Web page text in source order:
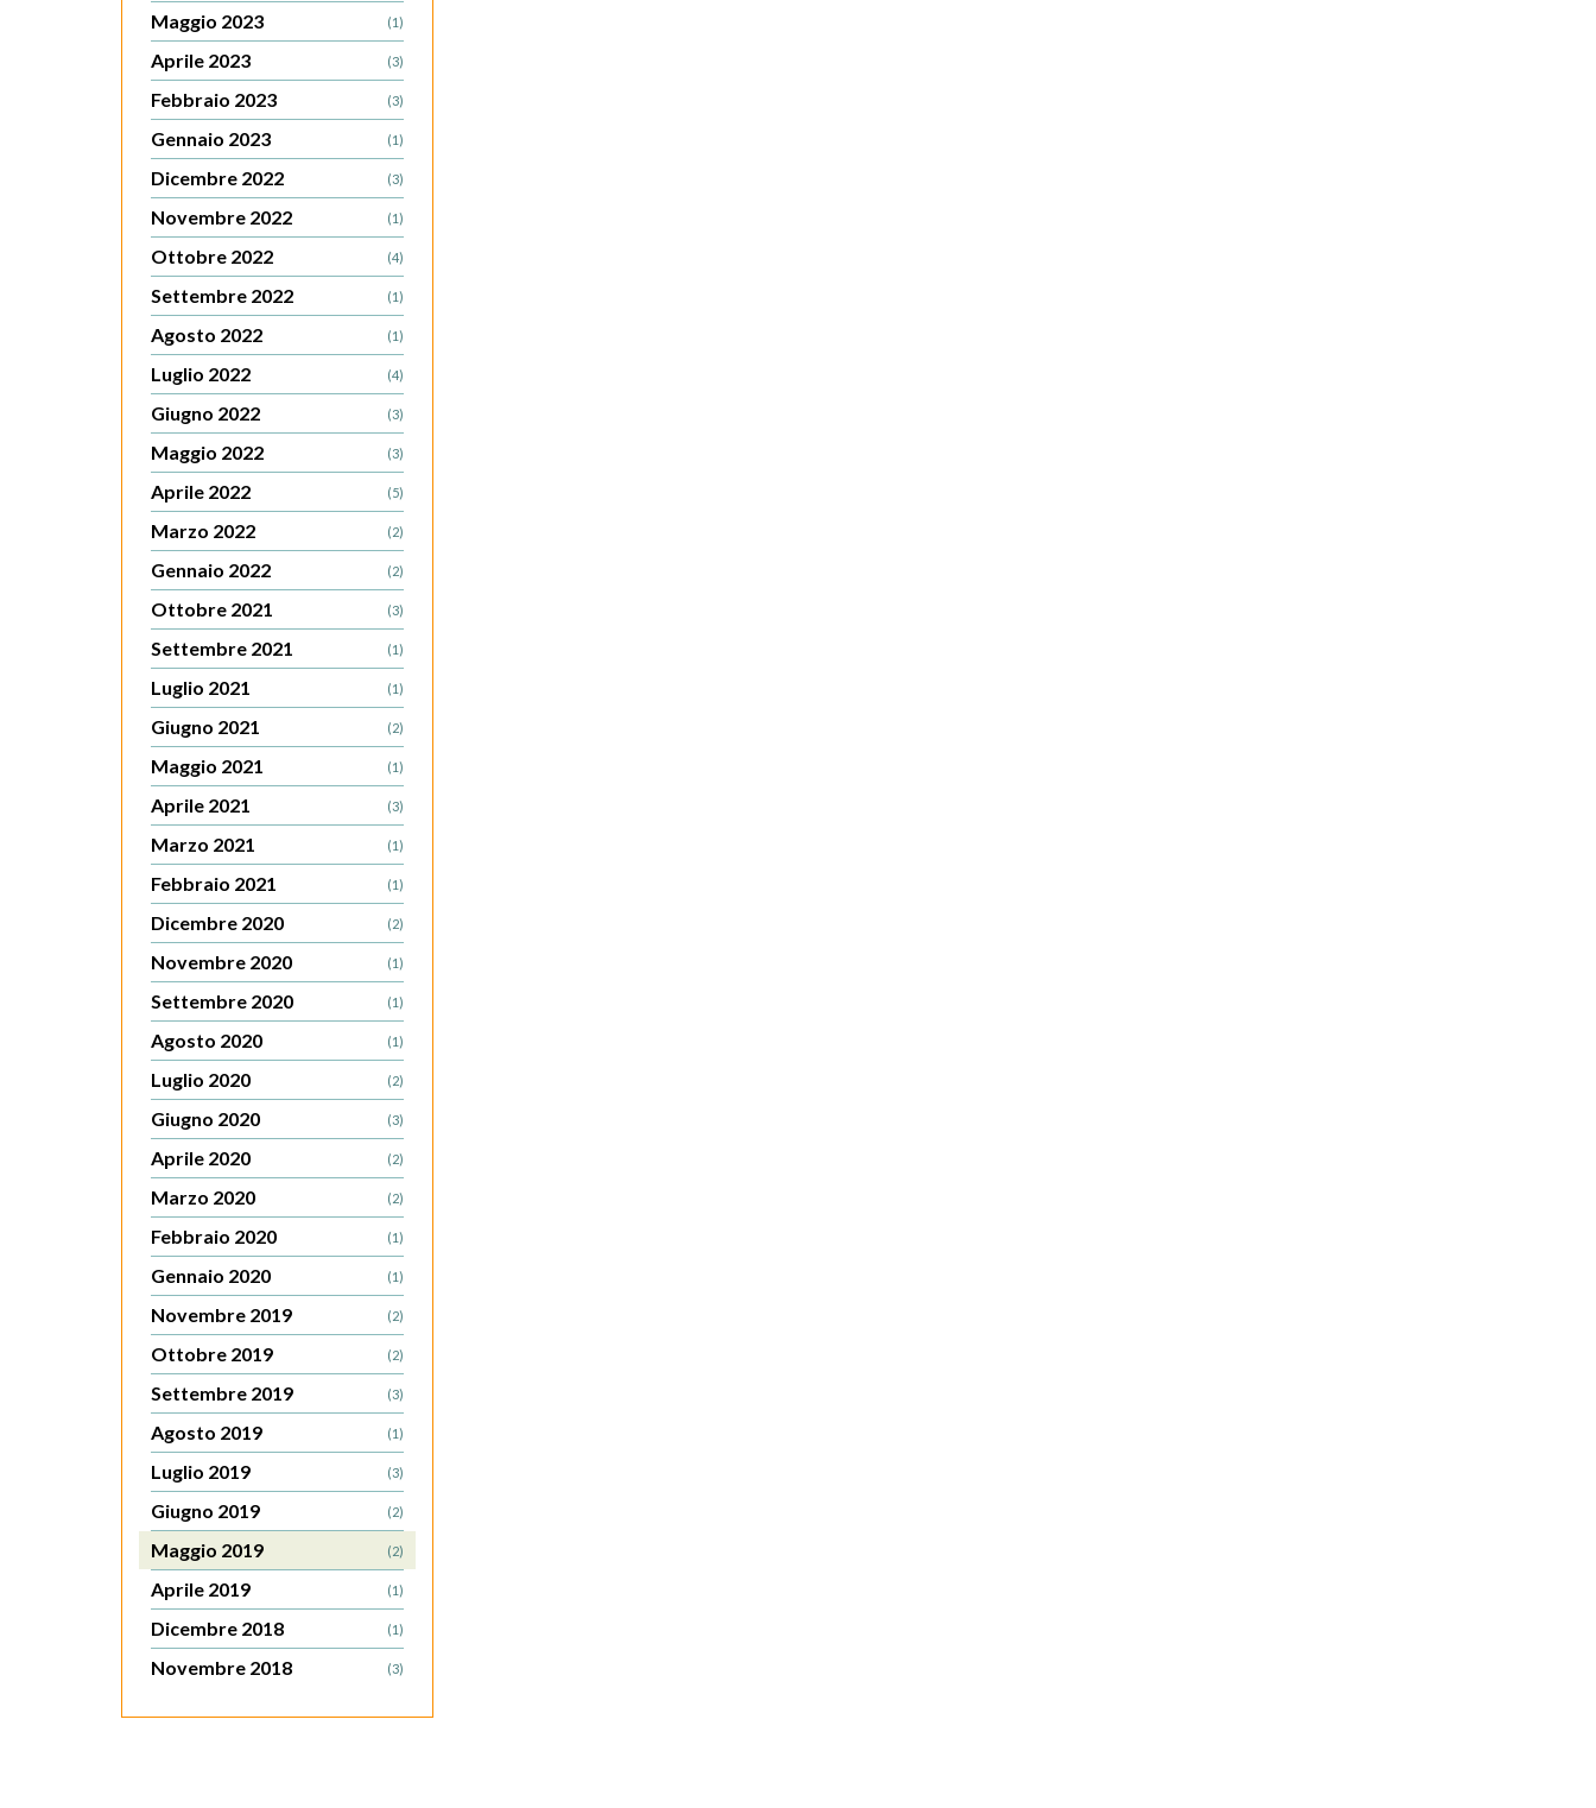
Maggio 2023 (1)
Aprile 2023 (3)
Febbraio 2023 (3)
Gennaio 2023 (1)
Dicembre 2022 (3)
Novembre 2022 (1)
Ottobre 2022 (4)
Settembre 2022 (1)
Agosto 2022 (1)
Luglio 2022 (4)
Giugno 2022 (3)
Maggio 2022 (3)
Aprile 2022 (5)
Marzo 2022 (2)
Gennaio 2022 (2)
Ottobre 2021 (3)
Settembre 2021 (1)
Luglio 2021 (1)
Giugno 2021 (2)
Maggio 2021 (1)
Aprile 2021 (3)
Marzo 2021 (1)
Febbraio 2021 (1)
Dicembre 2020 (2)
Novembre 2020 (1)
Settembre 2020 (1)
Agosto 2020 (1)
Luglio 2020 (2)
Giugno 2020 (3)
Aprile 2020 (2)
Marzo 2020 (2)
Febbraio 2020 (1)
Gennaio 2020 (1)
Novembre 2019 (2)
Ottobre 2019 (2)
Settembre 2019 (3)
Agosto 2019 (1)
Luglio 2019 (3)
Giugno 2019 (2)
Maggio 2019 (2)
Aprile 2019 (1)
Dicembre 2018 (1)
Novembre 2018 (3)